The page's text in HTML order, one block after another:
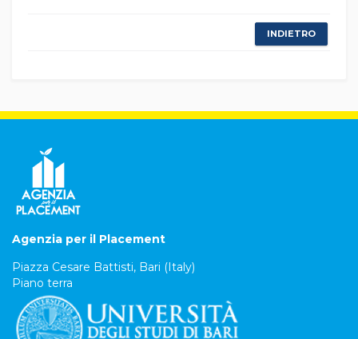
INDIETRO
Agenzia per il Placement
Piazza Cesare Battisti, Bari (Italy)
Piano terra